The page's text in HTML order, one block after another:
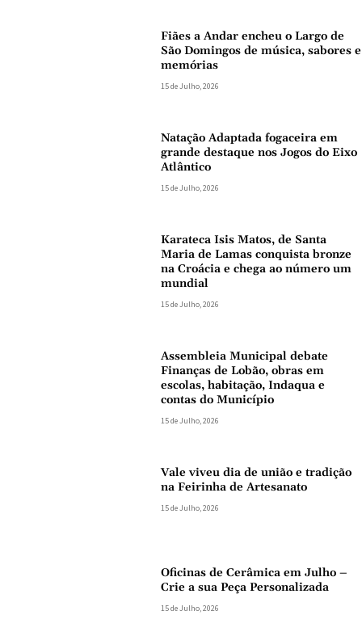
Fiães a Andar encheu o Largo de
São Domingos de música, sabores e
memórias
15 de Julho, 2026
Natação Adaptada fogaceira em
grande destaque nos Jogos do Eixo
Atlântico
15 de Julho, 2026
Karateca Isis Matos, de Santa
Maria de Lamas conquista bronze
na Croácia e chega ao número um
mundial
15 de Julho, 2026
Assembleia Municipal debate
Finanças de Lobão, obras em
escolas, habitação, Indaqua e
contas do Município
15 de Julho, 2026
Vale viveu dia de união e tradição
na Feirinha de Artesanato
15 de Julho, 2026
Oficinas de Cerâmica em Julho –
Crie a sua Peça Personalizada
15 de Julho, 2026